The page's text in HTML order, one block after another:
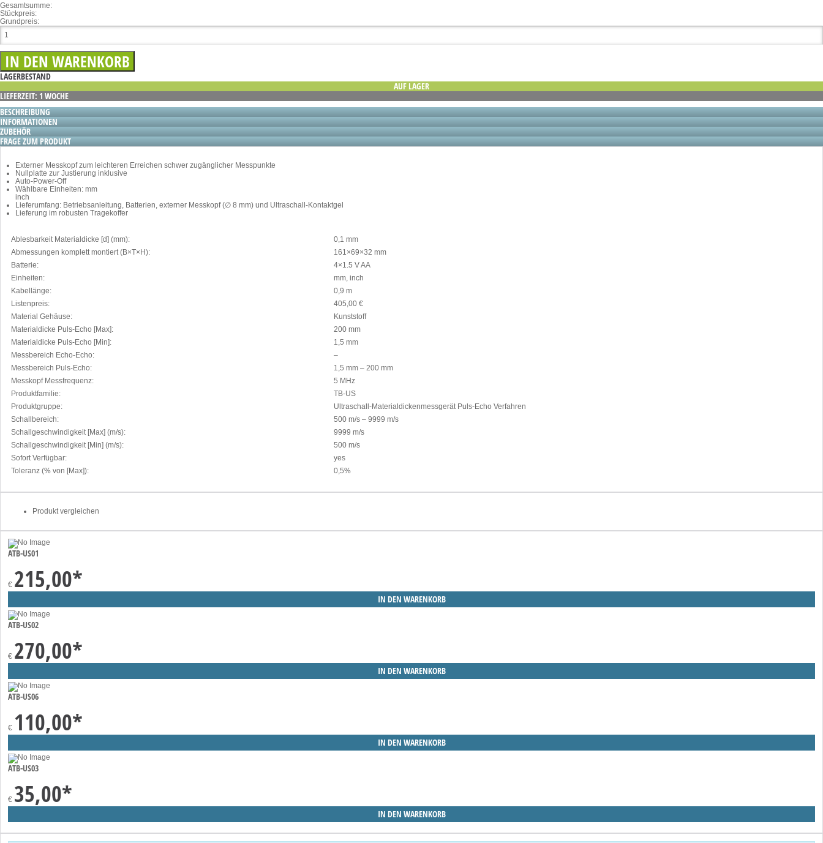
Gesamtsumme:
Stückpreis:
Grundpreis:
LAGERBESTAND
AUF LAGER
LIEFERZEIT: 1 WOCHE
BESCHREIBUNG
INFORMATIONEN
ZUBEHÖR
FRAGE ZUM PRODUKT
Externer Messkopf zum leichteren Erreichen schwer zugänglicher Messpunkte
Nullplatte zur Justierung inklusive
Auto-Power-Off
Wählbare Einheiten: mm
inch
Lieferumfang: Betriebsanleitung, Batterien, externer Messkopf (∅ 8 mm) und Ultraschall-Kontaktgel
Lieferung im robusten Tragekoffer
Ablesbarkeit Materialdicke [d] (mm):
0,1 mm
Abmessungen komplett montiert (B×T×H):
161×69×32 mm
Batterie:
4×1.5 V AA
Einheiten:
mm, inch
Kabellänge:
0,9 m
Listenpreis:
405,00 €
Material Gehäuse:
Kunststoff
Materialdicke Puls-Echo [Max]:
200 mm
Materialdicke Puls-Echo [Min]:
1,5 mm
Messbereich Echo-Echo:
–
Messbereich Puls-Echo:
1,5 mm – 200 mm
Messkopf Messfrequenz:
5 MHz
Produktfamilie:
TB-US
Produktgruppe:
Ultraschall-Materialdickenmessgerät Puls-Echo Verfahren
Schallbereich:
500 m/s – 9999 m/s
Schallgeschwindigkeit [Max] (m/s):
9999 m/s
Schallgeschwindigkeit [Min] (m/s):
500 m/s
Sofort Verfügbar:
yes
Toleranz (% von [Max]):
0,5%
Produkt vergleichen
ATB-US01
€ 215,00*
ATB-US02
€ 270,00*
ATB-US06
€ 110,00*
ATB-US03
€ 35,00*